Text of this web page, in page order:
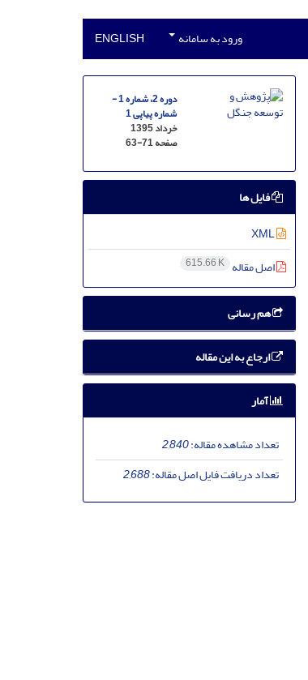
ورود به سامانه ENGLISH
دوره 2، شماره 1 -
شماره پیاپی 1
خرداد 1395
صفحه63-71
فایل ها
XML
اصل مقاله 615.66 K
هم رسانی
ارجاع به این مقاله
آمار
تعداد مشاهده مقاله:2,840
تعداد دریافت فایل اصل مقاله:2,688